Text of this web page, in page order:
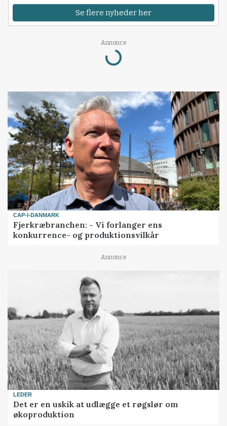
Se flere nyheder her
Annonce
Loading...
CAP-I-DANMARK
Fjerkræbranchen: - Vi forlanger ens
konkurrence- og produktionsvilkår
Annonce
LEDER
Det er en uskik at udlægge et røgslør om
økoproduktion